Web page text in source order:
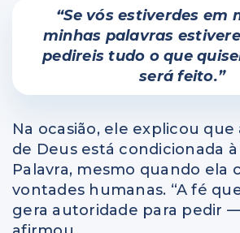
“Se vós estiverdes em
minhas palavras
pedireis tudo o que
será feito.”
Na ocasião, ele explicou que
de Deus está condicionada
Palavra, mesmo quando ela
vontades humanas. “A fé
gera autoridade para pedir